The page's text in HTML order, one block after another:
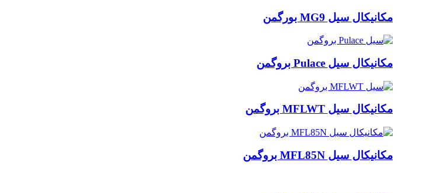
مکانیکال سیل MG9 بورگمن
مکانیکال سیل Pulace بروگمن
مکانیکال سیل MFLWT بروگمن
مکانیکال سیل MFL85N بروگمن